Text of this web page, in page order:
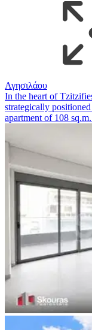
Αγησιλάου
In the heart of
strategically
apartment of 108